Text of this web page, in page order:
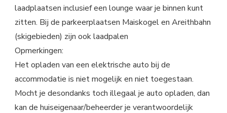
laadplaatsen inclusief een lounge waar je binnen kunt
zitten. Bij de parkeerplaatsen Maiskogel en Areithbahn
(skigebieden) zijn ook laadpalen
Opmerkingen:
Het opladen van een elektrische auto bij de
accommodatie is niet mogelijk en niet toegestaan.
Mocht je desondanks toch illegaal je auto opladen, dan
kan de huiseigenaar/beheerder je verantwoordelijk